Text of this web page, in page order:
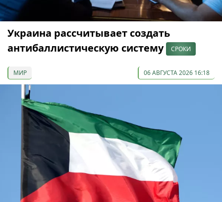
Украина рассчитывает создать
антибаллистическую систему
СРОКИ
МИР 06 АВГУСТА 2026 16:18